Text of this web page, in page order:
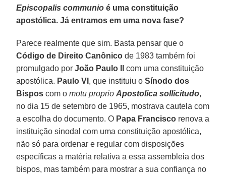
Episcopalis communio é uma constituição
apostólica. Já entramos em uma nova fase?
Parece realmente que sim. Basta pensar que o
Código de Direito Canônico de 1983 também foi
promulgado porJoão Paulo II
com uma constituição
apostólica. Paulo VI , que instituiu oSínodo dos
Bispos com omotu proprio Apostolica sollicitudo,
no dia 15 de setembro de 1965, mostrava cautela com
a escolha do documento. O Papa Francisco renova a
instituição sinodal com uma constituição apostólica,
não só para ordenar e regular com disposições
específicas a matéria relativa a essa assembleia dos
bispos, mas também para mostrar a sua confiança no